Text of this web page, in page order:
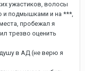
ужастиков, волосы
и подмышками и на ***,
пробежал я
трезво оценить
в АД (не верю я